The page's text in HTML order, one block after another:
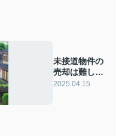
未接道物件の
売却は難し
い？成功への
2025.04.15